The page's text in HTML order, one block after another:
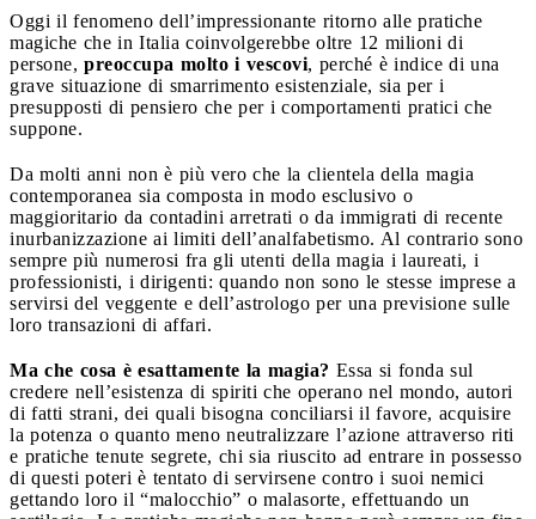
Oggi il fenomeno dell’impressionante ritorno alle pratiche
magiche che in Italia coinvolgerebbe oltre 12 milioni di
persone, preoccupa molto i vescovi, perché è indice di una
grave situazione di smarrimento esistenziale, sia per i
presupposti di pensiero che per i comportamenti pratici che
suppone.
Da molti anni non è più vero che la clientela della magia
contemporanea sia composta in modo esclusivo o
maggioritario da contadini arretrati o da immigrati di recente
inurbanizzazione ai limiti dell’analfabetismo. Al contrario sono
sempre più numerosi fra gli utenti della magia i laureati, i
professionisti, i dirigenti: quando non sono le stesse imprese a
servirsi del veggente e dell’astrologo per una previsione sulle
loro transazioni di affari.
Ma che cosa è esattamente la magia? Essa si fonda sul
credere nell’esistenza di spiriti che operano nel mondo, autori
di fatti strani, dei quali bisogna conciliarsi il favore, acquisire
la potenza o quanto meno neutralizzare l’azione attraverso riti
e pratiche tenute segrete, chi sia riuscito ad entrare in possesso
di questi poteri è tentato di servirsene contro i suoi nemici
gettando loro il “malocchio” o malasorte, effettuando un